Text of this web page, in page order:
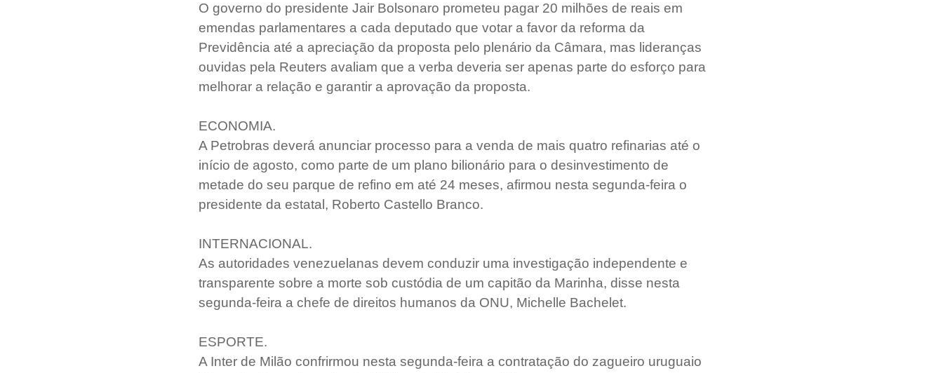
O governo do presidente Jair Bolsonaro prometeu pagar 20 milhões de reais em
emendas parlamentares a cada deputado que votar a favor da reforma da
Previdência até a apreciação da proposta pelo plenário da Câmara, mas lideranças
ouvidas pela Reuters avaliam que a verba deveria ser apenas parte do esforço para
melhorar a relação e garantir a aprovação da proposta.
ECONOMIA.
A Petrobras deverá anunciar processo para a venda de mais quatro refinarias até o
início de agosto, como parte de um plano bilionário para o desinvestimento de
metade do seu parque de refino em até 24 meses, afirmou nesta segunda-feira o
presidente da estatal, Roberto Castello Branco.
INTERNACIONAL.
As autoridades venezuelanas devem conduzir uma investigação independente e
transparente sobre a morte sob custódia de um capitão da Marinha, disse nesta
segunda-feira a chefe de direitos humanos da ONU, Michelle Bachelet.
ESPORTE.
A Inter de Milão confrirmou nesta segunda-feira a contratação do zagueiro uruguaio